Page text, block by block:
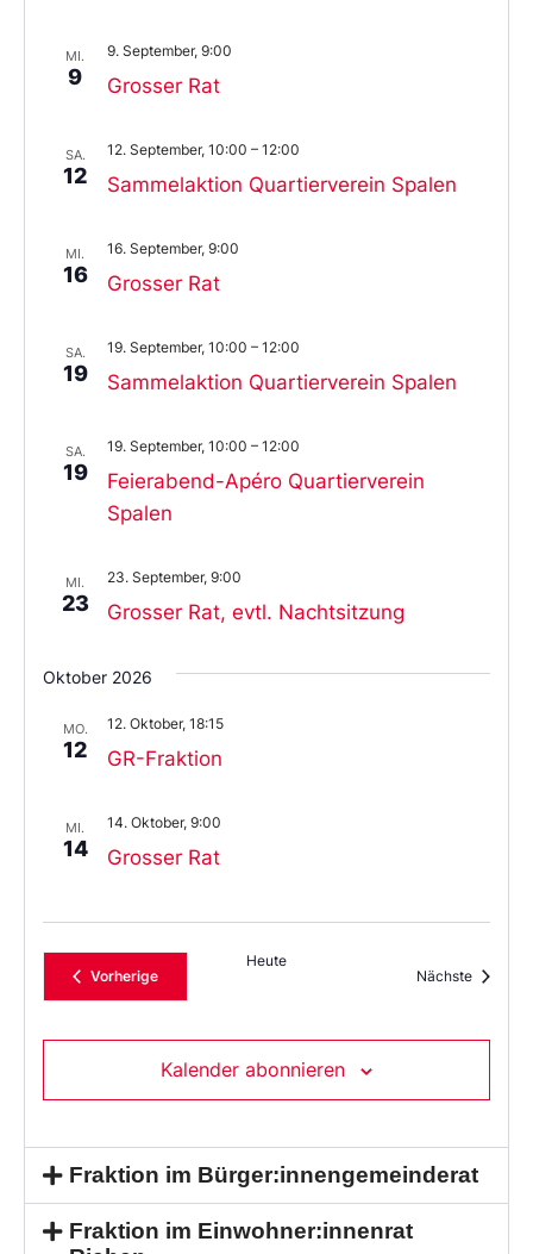
MI.
9 Grosser Rat
9. September, 9:00
SA.
12 Sammelaktion Quartierverein Spalen
12. September, 10:00 – 12:00
MI.
16 Grosser Rat
16. September, 9:00
SA.
19 Sammelaktion Quartierverein Spalen
19. September, 10:00 – 12:00
SA.
19
Feierabend-Apéro Quartierverein
Spalen
19. September, 10:00 – 12:00
MI.
23 Grosser Rat, evtl. Nachtsitzung
23. September, 9:00
Oktober 2026
MO.
12 GR-Fraktion
12. Oktober, 18:15
MI.
14 Grosser Rat
14. Oktober, 9:00
VorherigeVeranstaltungen
Heute
Nächste
Kalender abonnieren
Fraktion im Bürger:innengemeinderat
Fraktion im Einwohner:innenrat